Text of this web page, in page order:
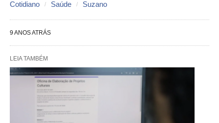
Cotidiano Saúde Suzano
9 ANOS ATRÁS
LEIA TAMBÉM